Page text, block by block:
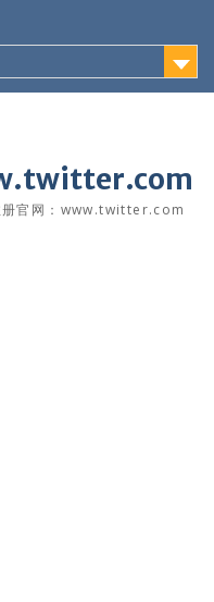
官网：www.twitter.com